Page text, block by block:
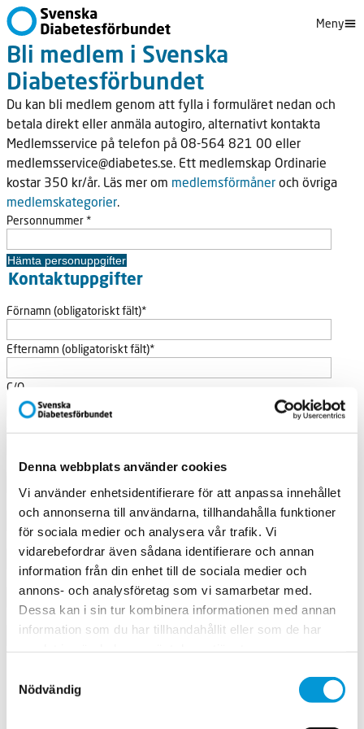
Denna webbplats använder cookies
Vi använder enhetsidentifierare för att anpassa innehållet
och annonserna till användarna, tillhandahålla funktioner
för sociala medier och analysera vår trafik. Vi
vidarebefordrar även sådana identifierare och annan
information från din enhet till de sociala medier och
annons- och analysföretag som vi samarbetar med.
Dessa kan i sin tur kombinera informationen med annan
information som du har tillhandahållit eller som de har
Nödvändig
Meny
Bli medlem i Svenska
Diabetesförbundet
Du kan bli medlem genom att fylla i formuläret nedan och
betala direkt eller anmäla autogiro, alternativt kontakta
Medlemsservice på telefon på 08-564 821 00 eller
medlemsservice@diabetes.se. Ett medlemskap Ordinarie
kostar 350 kr/år. Läs mer om medlemsförmåner och övriga
medlemskategorier.
Personnummer *
Hämta personuppgifter
Kontaktuppgifter
Förnamn (obligatoriskt fält)*
Efternamn (obligatoriskt fält)*
C/O
Postnummer (obligatoriskt fält)*
Postort (obligatoriskt fält)*
Land (om annat än Sverige)
Mobiltelefon (obligatoriskt fält)*
E-post (obligatoriskt fält)*